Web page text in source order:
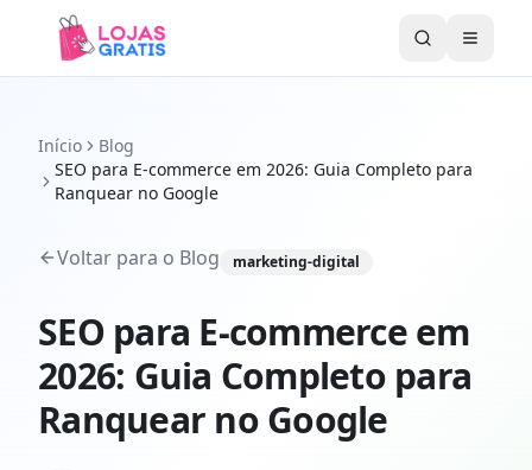
Abrir
Início
Blog
SEO para E-commerce em 2026: Guia Completo para
Ranquear no Google
Voltar para o Blog marketing-digital
SEO para E-commerce em
2026: Guia Completo para
Ranquear no Google